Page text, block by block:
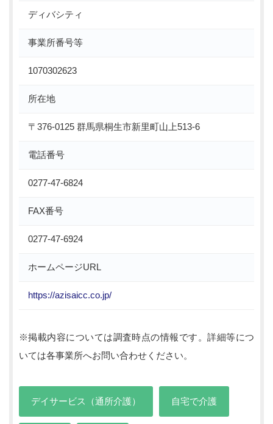
ディバシティ
事業所番号等
1070302623
所在地
〒376-0125 群馬県桐生市新里町山上513-6
電話番号
0277-47-6824
FAX番号
0277-47-6924
ホームページURL
https://azisaicc.co.jp/
※掲載内容については調査時点の情報です。詳細等につ
いては各事業所へお問い合わせください。
デイサービス（通所介護） 自宅で介護